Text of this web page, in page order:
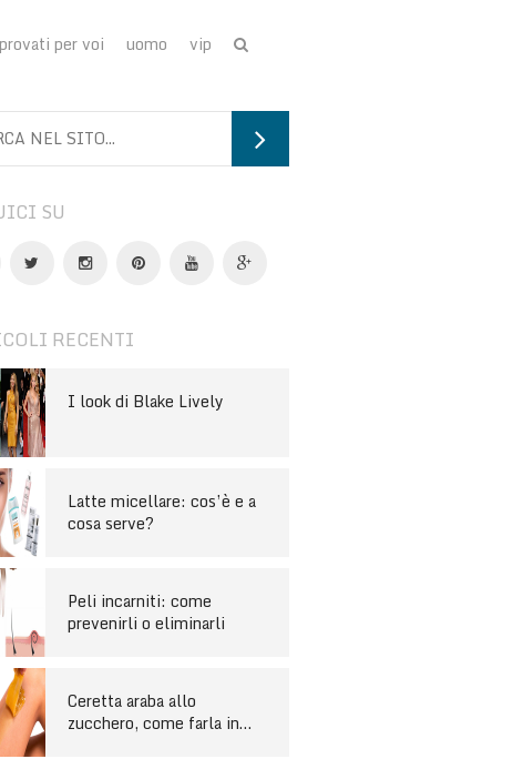
provati per voi uomo vip
SU
RECENTI
I look di Blake Lively
Latte micellare: cos’è e a
cosa serve?
Peli incarniti: come
prevenirli o eliminarli
Ceretta araba allo
zucchero, come farla in